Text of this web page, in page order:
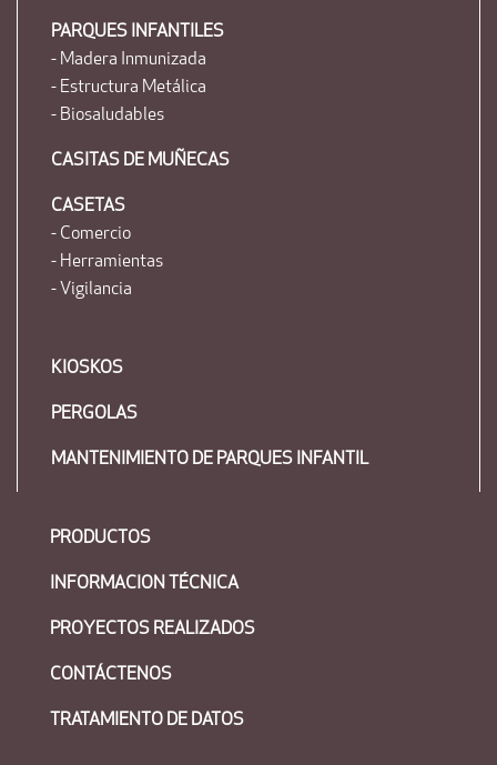
PARQUES INFANTILES
- Madera Inmunizada
- Estructura Metálica
- Biosaludables
CASITAS DE MUÑECAS
CASETAS
- Comercio
- Herramientas
- Vigilancia
KIOSKOS
PERGOLAS
MANTENIMIENTO DE PARQUES INFANTIL
PRODUCTOS
INFORMACION TÉCNICA
PROYECTOS REALIZADOS
CONTÁCTENOS
TRATAMIENTO DE DATOS